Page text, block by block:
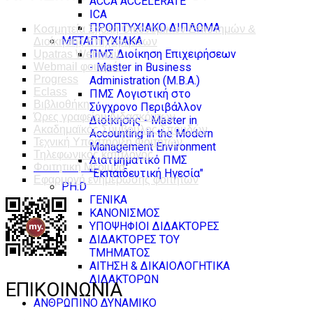
ICA
ΠΡΟΠΤΥΧΙΑΚΟ ΔΙΠΛΩΜΑ
ΜΕΤΑΠΤΥΧΙΑΚΑ
ΠΜΣ Διοίκηση Επιχειρήσεων
- Master in Business
Administration (M.B.A.)
ΠΜΣ Λογιστική στο
Σύγχρονο Περιβάλλον
Διοίκησης - Master in
Accounting in the Modern
Management Environment
Διατμηματικό ΠΜΣ
"Εκπαιδευτική Ηγεσία"
PH.D
ΓΕΝΙΚΑ
ΚΑΝΟΝΙΣΜΟΣ
ΥΠΟΨΗΦΙΟΙ ΔΙΔΑΚΤΟΡΕΣ
ΔΙΔΑΚΤΟΡΕΣ ΤΟΥ
ΤΜΗΜΑΤΟΣ
ΑΙΤΗΣΗ & ΔΙΚΑΙΟΛΟΓΗΤΙΚΑ
ΔΙΔΑΚΤΟΡΩΝ
ΑΝΘΡΩΠΙΝΟ ΔΥΝΑΜΙΚΟ
Κοσμητεία Σχολή Οικονομικών Επιστημών &
Διοίκησης Επιχειρήσεων
Upatras Webmail
Webmail φοιτητών
Progress
Eclass
Βιβλιοθήκη
Ώρες γραφείου Διδασκόντων
Ακαδημαϊκός Σύμβουλος Σπουδών
Τεχνική Υποστήριξη Φοιτητών
Τηλεφωνικός κατάλογος
Φοιτητική Μέριμνα
Εφαρμογή ενημέρωσης φοιτητών
ΕΠΙΚΟΙΝΩΝΙΑ